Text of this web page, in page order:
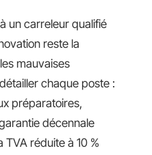
un carreleur qualifié
reste la
mauvaises
chaque poste :
préparatoires,
décennale
réduite à 10 %